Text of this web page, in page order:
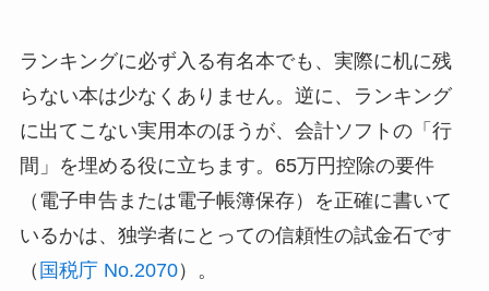
ランキングに必ず入る有名本でも、実際に机に残
らない本は少なくありません。逆に、ランキング
に出てこない実用本のほうが、会計ソフトの「行
間」を埋める役に立ちます。65万円控除の要件
（電子申告または電子帳簿保存）を正確に書いて
いるかは、独学者にとっての信頼性の試金石です
（ 国税庁 No.2070）。